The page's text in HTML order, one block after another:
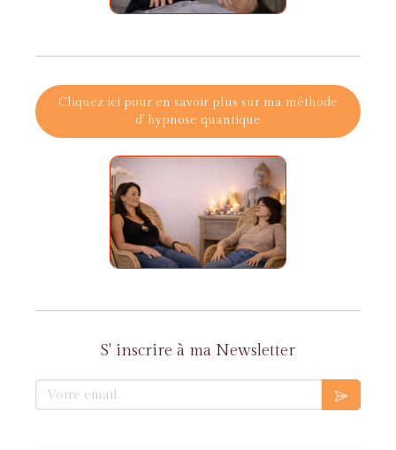
Cliquez ici pour en savoir plus sur ma méthode
d' hypnose quantique
S' inscrire à ma Newsletter
Votre email